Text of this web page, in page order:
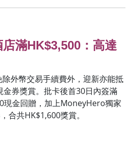
滿HK$3,500：高達
外幣交易手續費外，迎新亦能抵
券獎賞。批卡後首30日內簽滿
現金回贈，加上MoneyHero獨家
合共HK$1,600獎賞。